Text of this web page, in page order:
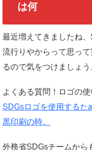
は何
最近増えてきましたね
流行りやからって思っ
るので気をつけましょう
よくある質問！ロゴの
SDGsロゴを使用するた
黒印刷の時。
外務省SDGsチームから